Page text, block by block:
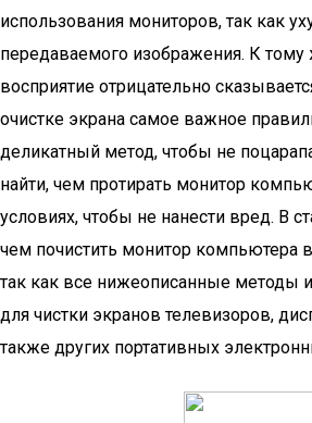
использования мониторов, так как
передаваемого изображения. К тому
восприятие отрицательно
очистке экрана самое важное
деликатный метод, чтобы не
найти, чем протирать монитор
условиях, чтобы не нанести вред. В
чем почистить монитор компьютера
так как все нижеописанные методы
для чистки экранов телевизоров,
также других портативных